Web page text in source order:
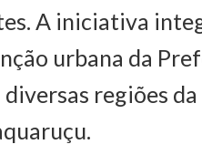
A iniciativa
urbana da
regiões